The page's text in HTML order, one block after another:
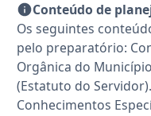
Conteúdo de
Os seguintes
pelo preparatório:
Orgânica do
(Estatuto do
Conhecimentos